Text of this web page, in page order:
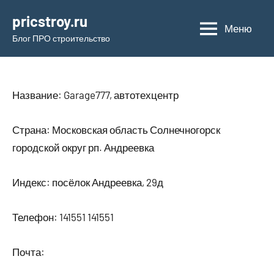
содержимому
pricstroy.ru
Блог ПРО строительство
Меню
Название: Garage777, автотехцентр
Страна: Московская область Солнечногорск
городской округ рп. Андреевка
Индекс: посёлок Андреевка, 29д
Телефон: 141551 141551
Почта: